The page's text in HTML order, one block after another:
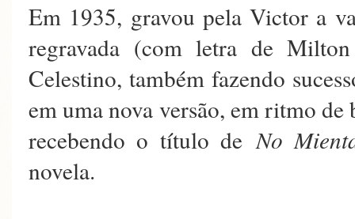
Em 1935, gravou pela Victor a
regravada (com letra de
Celestino, também fazendo
em uma nova versão, em ritmo
recebendo o título deNo
novela.